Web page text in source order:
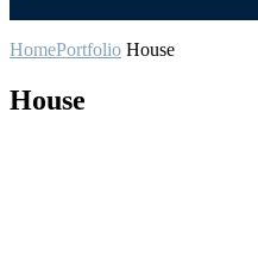
HomePortfolio House
House